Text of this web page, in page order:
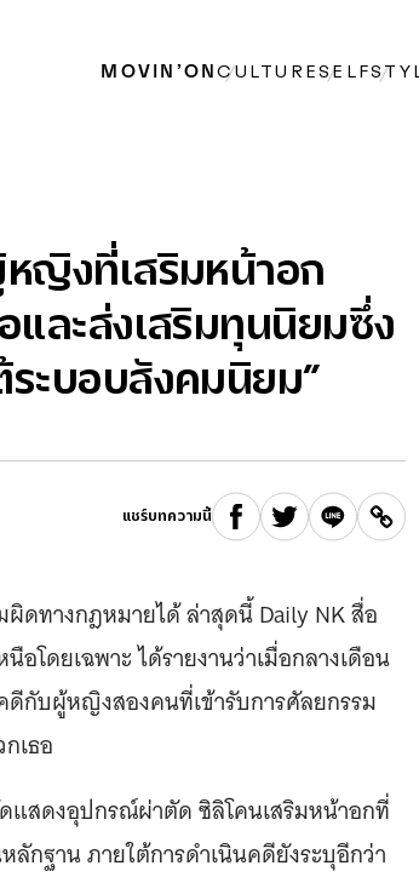
MOVIN’ONCULTURE SELF
หญิงที่เสริมหน้าอก
และส่งเสริมทุนนิยมซึ่ง
ะบอบสังคมนิยม”
แชร์บทความนี้
ดทางกฎหมายได้ ล่าสุดนี้ Daily NK สื่อ
อโดยเฉพาะ ได้รายงานว่าเมื่อกลางเดือน
กับผู้หญิงสองคนที่เข้ารับการศัลยกรรม
เธอ
สดงอุปกรณ์ผ่าตัด ซิลิโคนเสริมหน้าอกที่
กฐาน ภายใต้การดำเนินคดียังระบุอีกว่า